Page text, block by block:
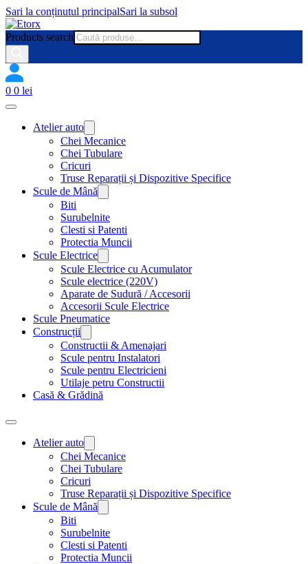
Sari la conținutul principalSari la subsol
Products search
0 0 lei
Atelier auto
Chei Mecanice
Chei Tubulare
Cricuri
Truse Reparații și Dispozitive Specifice
Scule de Mână
Biti
Surubelnite
Clesti si Patenti
Protectia Muncii
Scule Electrice
Scule Electrice cu Acumulator
Scule electrice (220V)
Aparate de Sudură / Accesorii
Accesorii Scule Electrice
Scule Pneumatice
Construcții
Constructii & Amenajari
Scule pentru Instalatori
Scule pentru Electricieni
Utilaje petru Constructii
Casă & Grădină
Atelier auto
Chei Mecanice
Chei Tubulare
Cricuri
Truse Reparații și Dispozitive Specifice
Scule de Mână
Biti
Surubelnite
Clesti si Patenti
Protectia Muncii